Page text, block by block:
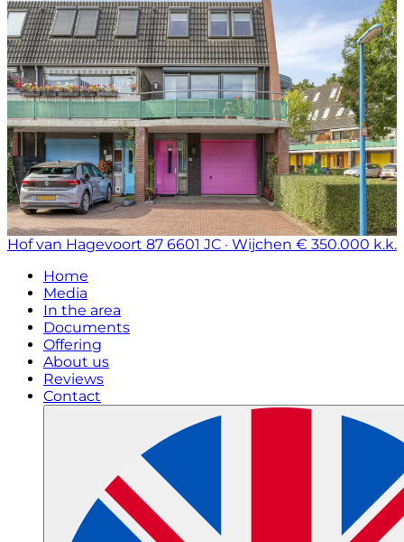
Hof van Hagevoort 87 6601 JC · Wijchen € 350.000 k.k.
Home
Media
In the area
Documents
Offering
About us
Reviews
Contact